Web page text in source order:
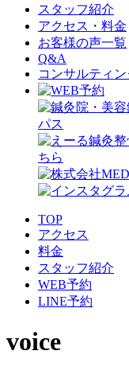
スタッフ紹介
アクセス・料金
お客様の声一覧
Q&A
コンサルティ
TOP
アクセス
料金
スタッフ紹介
WEB予約
LINE予約
voice